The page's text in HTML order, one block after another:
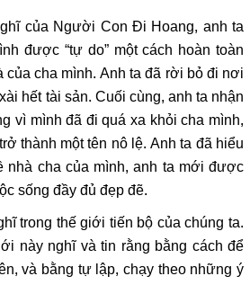
của Người Con Đi Hoang, anh ta
được “tự do” một cách hoàn toàn
cha mình. Anh ta đã rời bỏ đi nơi
hết tài sản. Cuối cùng, anh ta nhận
vì mình đã đi quá xa khỏi cha mình,
thành một tên nô lệ. Anh ta đã hiểu
nhà cha của mình, anh ta mới được
sống đầy đủ đẹp đẽ.
trong thế giới tiến bộ của chúng ta.
này nghĩ và tin rằng bằng cách để
và bằng tự lập, chạy theo những ý